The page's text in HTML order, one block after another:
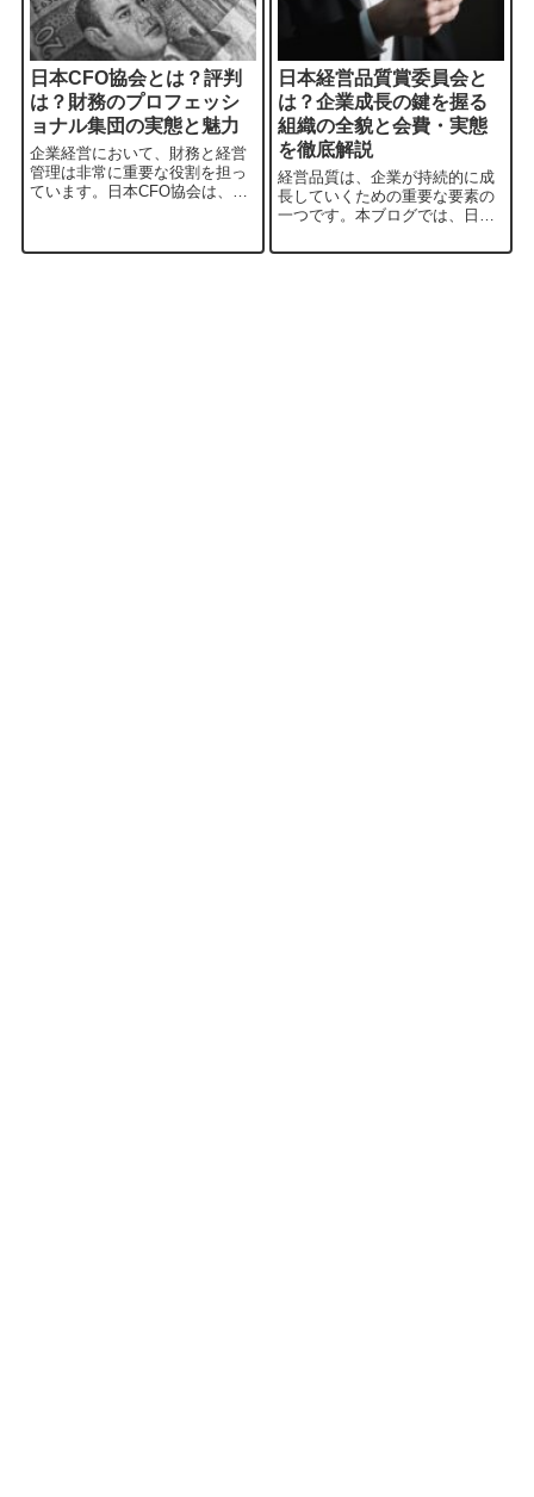
日本CFO協会とは？評判
は？財務のプロフェッシ
ョナル集団の実態と魅力
企業経営において、財務と経営
管理は非常に重要な役割を担っ
ています。日本CFO協会は、こ
ブログでは、日本CFO協会の概
日本経営品質賞委員会と
は？企業成長の鍵を握る
組織の全貌と会費・実態
を徹底解説
経営品質は、企業が持続的に成
長していくための重要な要素の
一つです。本ブログでは、日本
て、経営品質向上の意義と具体